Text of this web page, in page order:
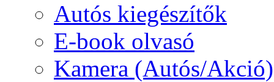
Autós kiegészítők
E-book olvasó
Kamera (Autós/Akció)